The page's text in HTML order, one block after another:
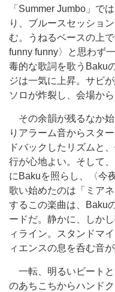
「Summer Jumbo」で
り、ブルースセッショ
む。うねるベースの上
funny funny〉と思わず
毒的な歌詞を歌うBaku
ジは一気に上昇。サビ
ソロが炸裂し、会場か
その余韻が残るなか
りアラーム音からスタ
ドバックしたリズムと
行が心地よい。そして
にBakuを照らし、〈今
歌い始めたのは「ミア
するこの楽曲は、Baku
ードだ。静かに、しか
ィライン。スタンドマ
ィエンスの息を呑む音
一転、明るいビート
のあちこちからハンド